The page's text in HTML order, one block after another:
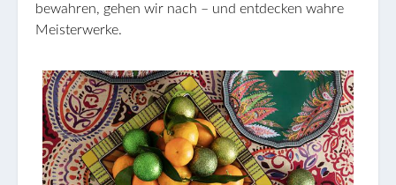
bewahren, gehen wir nach – und entdecken wahre
Meisterwerke.